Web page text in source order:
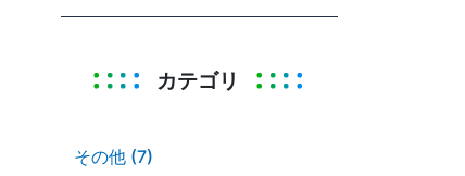
カテゴリ
その他 (7)